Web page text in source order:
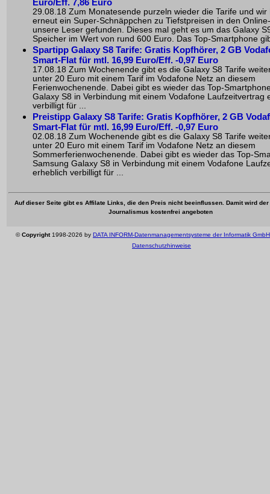
29.08.18 Zum Monatesende purzeln wieder die Tarife und wir
erneut ein Super-Schnäppchen zu Tiefstpreisen in den
unsere Leser gefunden. Dieses mal geht es um das Galaxy
Speicher im Wert von rund 600 Euro. Das Top-Smartphone
Spartipp Galaxy S8 Tarife: Gratis Kopfhörer, 2 GB
Smart-Flat für mtl. 16,99 Euro/Eff. -0,97 Euro
17.08.18 Zum Wochenende gibt es die Galaxy S8 Tarife
unter 20 Euro mit einem Tarif im Vodafone Netz an diesem
Ferienwochenende. Dabei gibt es wieder das Top-
Galaxy S8 in Verbindung mit einem Vodafone Laufzeitvertrag
verbilligt für ...
Preistipp Galaxy S8 Tarife: Gratis Kopfhörer, 2 GB
Smart-Flat für mtl. 16,99 Euro/Eff. -0,97 Euro
02.08.18 Zum Wochenende gibt es die Galaxy S8 Tarife
unter 20 Euro mit einem Tarif im Vodafone Netz an diesem
Sommerferienwochenende. Dabei gibt es wieder das Top-
Samsung Galaxy S8 in Verbindung mit einem Vodafone
erheblich verbilligt für ...
Auf dieser Seite gibt es Affilate Links, die den Preis nicht beeinflussen. Damit wird
Journalismus kostenfrei angeboten
©Copyright1998-2026 by DATA INFORM-Datenmanagementsysteme der Informatik GmbH
Datenschutzhinweise